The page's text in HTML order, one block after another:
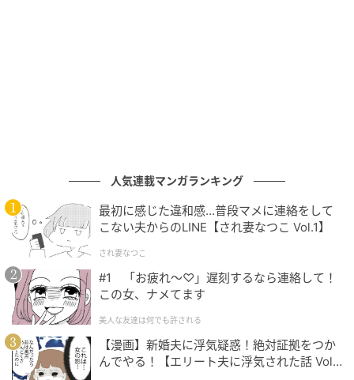
人気連載マンガランキング
最初に感じた違和感…普段マメに連絡をして
こない夫からのLINE【され妻なつこ Vol.1】
され妻なつこ
#1 「お疲れ〜♡」遅刻するなら連絡して！
この女、ナメてます
美人な友達は何でも許される
【漫画】新婚夫に浮気疑惑！絶対証拠をつか
んでやる！【エリート夫に浮気された話 Vol.